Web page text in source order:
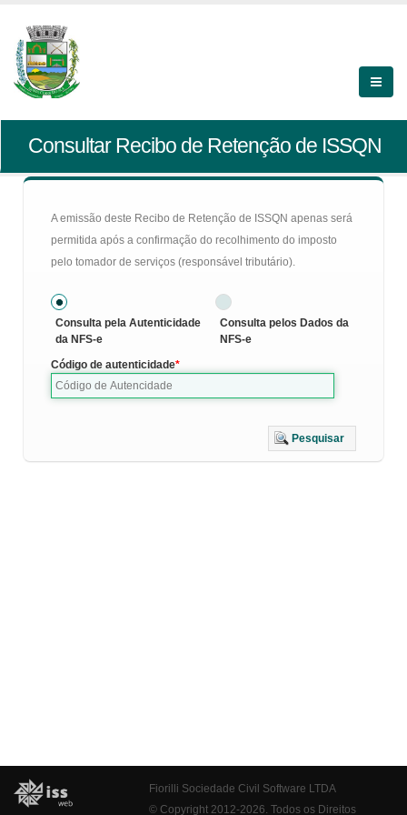
Consultar Recibo de Retenção de ISSQN
A emissão deste Recibo de Retenção de ISSQN apenas será
permitida após a confirmação do recolhimento do imposto
pelo tomador de serviços (responsável tributário).
Consulta pela Autenticidade
da NFS-e
Consulta pelos Dados da
NFS-e
Código de autenticidade
Pesquisar
Fiorilli Sociedade Civil Software LTDA
© Copyright 2012-2026. Todos os Direitos